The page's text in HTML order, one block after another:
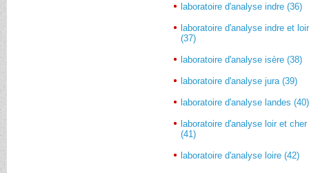
laboratoire d'analyse indre (36)
laboratoire d'analyse indre et
(37)
laboratoire d'analyse isère (38)
laboratoire d'analyse jura (39)
laboratoire d'analyse landes (40)
laboratoire d'analyse loir et cher
(41)
laboratoire d'analyse loire (42)